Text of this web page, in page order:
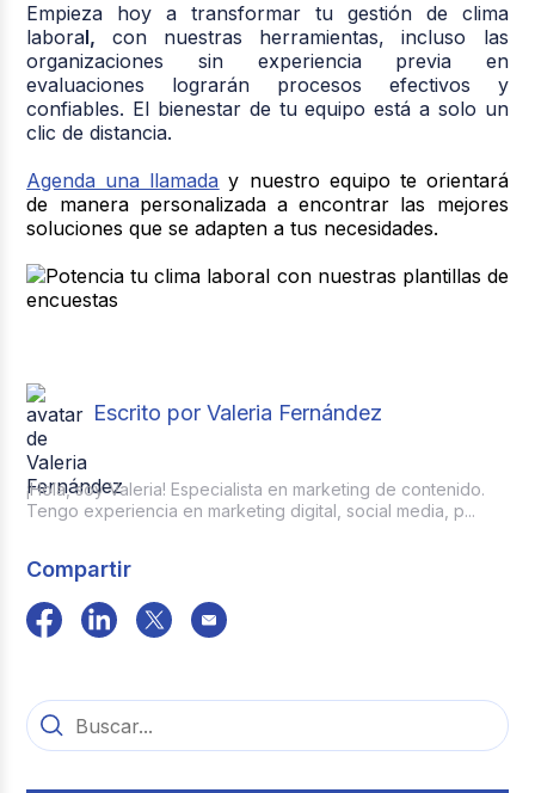
Empieza hoy a transformar tu gestión de clima
laboral, con nuestras herramientas, incluso las
organizaciones sin experiencia previa en
evaluaciones lograrán procesos efectivos y
confiables. El bienestar de tu equipo está a solo un
clic de distancia.
Agenda una llamada y nuestro equipo te orientará
de manera personalizada a encontrar las mejores
soluciones que se adapten a tus necesidades.
Escrito por Valeria Fernández
¡Hola, soy Valeria! Especialista en marketing de contenido.
Tengo experiencia en marketing digital, social media, p...
Compartir